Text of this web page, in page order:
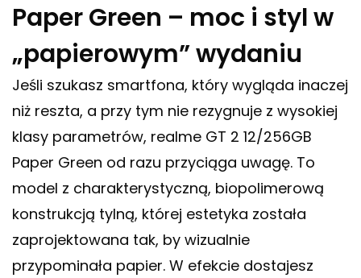
Paper Green – moc i styl w
„papierowym” wydaniu
Jeśli szukasz smartfona, który wygląda inaczej
niż reszta, a przy tym nie rezygnuje z wysokiej
klasy parametrów, realme GT 2 12/256GB
Paper Green od razu przyciąga uwagę. To
model z charakterystyczną, biopolimerową
konstrukcją tylną, której estetyka została
zaprojektowana tak, by wizualnie
przypominała papier. W efekcie dostajesz